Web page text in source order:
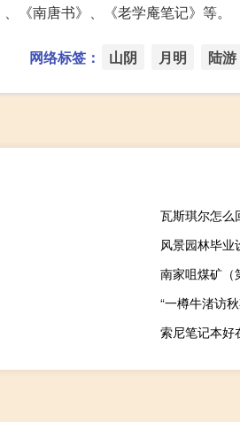
《南唐书》、《老学庵笔记》等。
网络标签： 山阴 月明 陆游
瓦斯琪尔怎么
风景园林毕业
南家咀煤矿（
“一樽牛渚访
索尼笔记本好